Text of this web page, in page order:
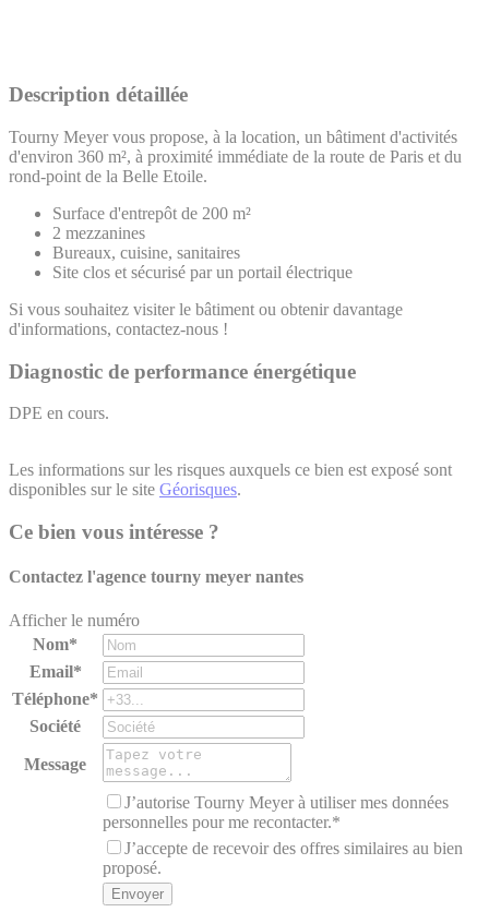
Description détaillée
Tourny Meyer vous propose, à la location, un bâtiment d'activités
d'environ 360 m², à proximité immédiate de la route de Paris et du
rond-point de la Belle Etoile.
Surface d'entrepôt de 200 m²
2 mezzanines
Bureaux, cuisine, sanitaires
Site clos et sécurisé par un portail électrique
Si vous souhaitez visiter le bâtiment ou obtenir davantage
d'informations, contactez-nous !
Diagnostic de performance énergétique
DPE en cours.
Les informations sur les risques auxquels ce bien est exposé sont
disponibles sur le site Géorisques.
Ce bien vous intéresse ?
Contactez l'agence tourny meyer nantes
Afficher le numéro
Nom*
Email*
Téléphone*
Société
Message
J’autorise Tourny Meyer à utiliser mes données
personnelles pour me recontacter.*
J’accepte de recevoir des offres similaires au bien
proposé.